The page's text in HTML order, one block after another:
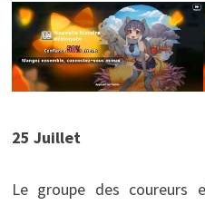
25 Juillet
Le groupe des coureurs